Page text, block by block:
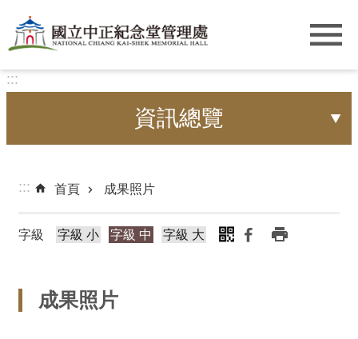
跳到主要內容區塊
:::
資訊總覽
::: 首頁 成果照片
字級 字級 小 字級 中 字級 大
成果照片